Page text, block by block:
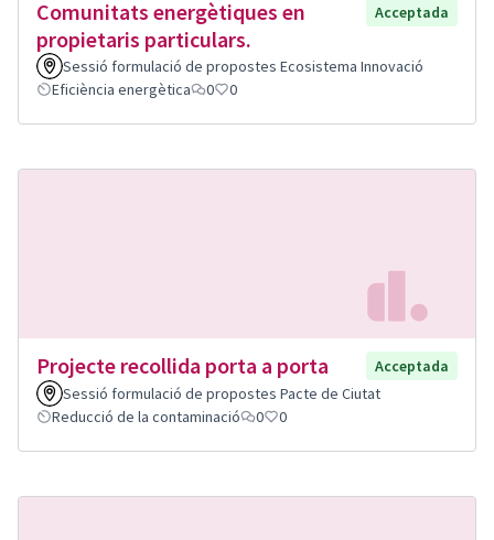
Comunitats energètiques en
propietaris particulars.
Acceptada
Sessió formulació de propostes Ecosistema Innovació
Eficiència energètica
0 0
Projecte recollida porta a porta
Acceptada
Sessió formulació de propostes Pacte de Ciutat
Reducció de la contaminació
0 0